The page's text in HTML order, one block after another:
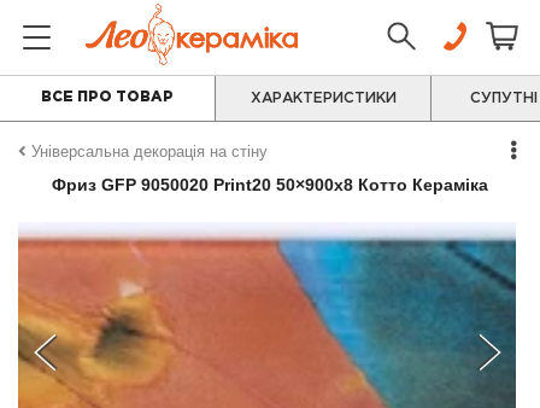
ВСЕ ПРО ТОВАР ХАРАКТЕРИСТИКИ
Універсальна декорація на стіну
Фриз GFР 9050020 Print20 50×900x8 Котто Кераміка